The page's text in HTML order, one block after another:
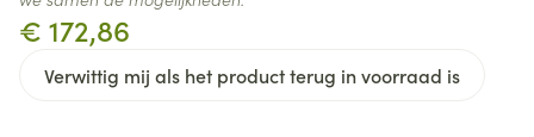
€ 172,86
Verwittig mij als het product terug in voorraad is